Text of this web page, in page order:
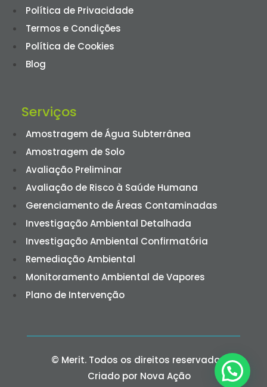
Política de Privacidade
Termos e Condições
Política de Cookies
Blog
Serviços
Amostragem de Água Subterrânea
Amostragem de Solo
Avaliação Preliminar
Avaliação de Risco à Saúde Humana
Gerenciamento de Áreas Contaminadas
Investigação Ambiental Detalhada
Investigação Ambiental Confirmatória
Remediação Ambiental
Monitoramento Ambiental de Vapores
Plano de Intervenção
© Merit. Todos os direitos reservados.
Criado por Nova Ação